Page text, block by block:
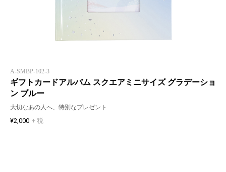
A-SMBP-102-3
ギフトカードアルバム スクエアミニサイズ グラデーショ
ン ブルー
大切なあの人へ、特別なプレゼント
¥2,000 + 税